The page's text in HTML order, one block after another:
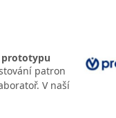
prototypu
patron
V naší